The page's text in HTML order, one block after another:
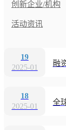
创新企业/机构
活动资讯
19
2025-01
融
18
2025-01